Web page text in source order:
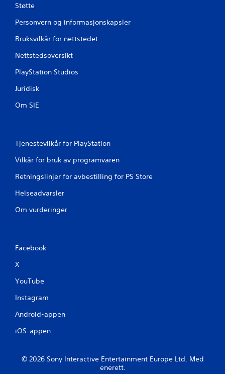
Støtte
Personvern og informasjonskapsler
Bruksvilkår for nettstedet
Nettstedsoversikt
PlayStation Studios
Juridisk
Om SIE
Tjenestevilkår for PlayStation
Vilkår for bruk av programvaren
Retningslinjer for avbestilling for PS Store
Helseadvarsler
Om vurderinger
Facebook
X
YouTube
Instagram
Android-appen
iOS-appen
© 2026 Sony Interactive Entertainment Europe Ltd. Med
enerett.